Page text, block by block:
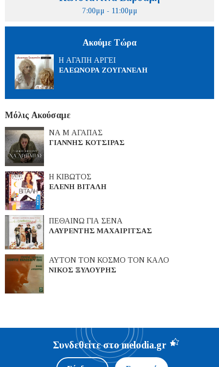
7:00μμ - 11:00μμ
Ακούμε Τώρα
Η ΑΓΑΠΗ ΑΡΓΕΙ
ΕΛΕΩΝΟΡΑ ΖΟΥΓΑΝΕΛΗ
Μόλις Ακούσαμε
ΝΑ Μ ΑΓΑΠΑΣ
ΓΙΑΝΝΗΣ ΚΟΤΣΙΡΑΣ
Η ΚΙΒΩΤΟΣ
ΕΛΕΝΗ ΒΙΤΑΛΗ
ΠΕΘΑΙΝΩ ΓΙΑ ΣΕΝΑ
ΛΑΥΡΕΝΤΗΣ ΜΑΧΑΙΡΙΤΣΑΣ
ΑΥΤΟΝ ΤΟΝ ΚΟΣΜΟ ΤΟΝ ΚΑΛΟ
ΝΙΚΟΣ ΞΥΛΟΥΡΗΣ
Συνδεθείτε στο melodia.gr